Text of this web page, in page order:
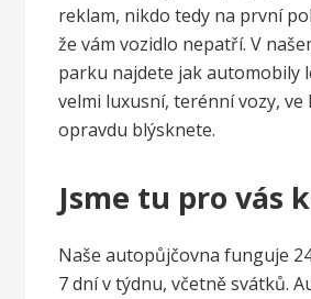
reklam, nikdo tedy na první
že vám vozidlo nepatří. V
parku najdete jak automobily
velmi luxusní, terénní vozy, ve
opravdu blýsknete.
Jsme tu pro vás
Naše autopůjčovna funguje
7 dní v týdnu, včetně svátků.